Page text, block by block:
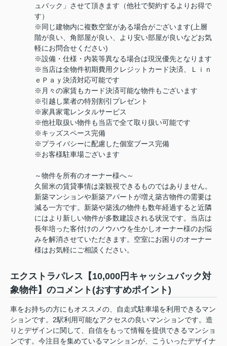
ュバック」させて頂きます（他社で契約するよりお得で
す）
※同じ建物内に複数空室がある場合がございます(上層
階が良い、角部屋が良い、より安い部屋が良いなどお気
軽にお問合せください)
※設備・仕様・内装等異なる場合は現況優先となります
※当店は全物件初期費用クレジットカード決済、Ｌｉｎ
ｅＰａｙ決済対応可能です
※月々の家賃もカード決済可能な物件もございます
※引越し業者の特別割引プレゼント
※家具家電レンタルサービス
※他社取扱い物件も当店で全て取り扱い可能です
※キッズスペース完備
※プライバシーに配慮した個室ブース完備
※お客様駐車場ございます
～物件を所有のオーナー様へ～
久留米の賃貸事情は楽観視できるものではありません。
新築マンションや新築アパートが増え築古物件の需要は
減る一方です。新築や築浅の物件も数年経過すると近隣
にはより新しい物件が多数建設される状況です。当店は
長年培った客付けのノウハウを生かしオーナー様のお悩
みを解消させていただきます。空室にお困りのオーナー
様はお気軽にご相談ください。
エクストラパレス【10,000円キャッシュバック対
象物件】のコメント(おすすめポイント)
車をお持ちの方にもオススメの、自走式駐車場を利用できるマン
ションです。2駅利用可能なアクセスの良いマンションです。造
りとデザインに関して、自信をもって情報を提供できるマンショ
ンです。今注目を集めているマンションが、こういったデザイナ